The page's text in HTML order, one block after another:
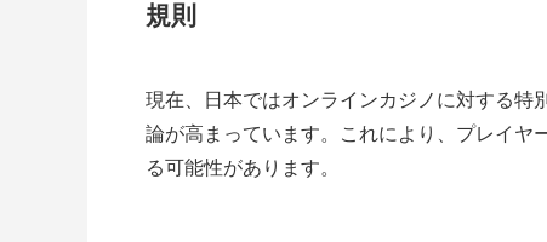
規則
現在、日本ではオンラインカジノに対する特
論が高まっています。これにより、プレイヤ
る可能性があります。